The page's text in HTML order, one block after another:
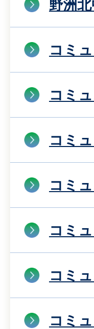
野洲
コミ
コミ
コミ
コミ
コミ
コミ
コミ